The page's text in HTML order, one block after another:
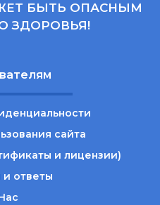
БЫТЬ ОПАСНЫМ
ЗДОРОВЬЯ!
сайта
и лицензии)
ответы